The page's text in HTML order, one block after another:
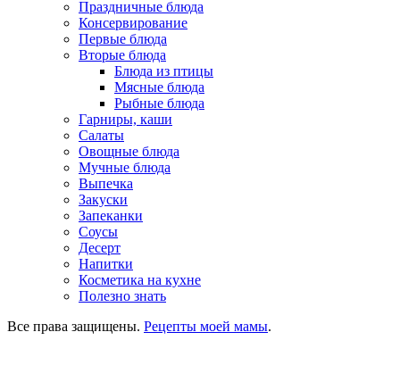
Праздничные блюда
Консервирование
Первые блюда
Вторые блюда
Блюда из птицы
Мясные блюда
Рыбные блюда
Гарниры, каши
Салаты
Овощные блюда
Мучные блюда
Выпечка
Закуски
Запеканки
Соусы
Десерт
Напитки
Косметика на кухне
Полезно знать
Все права защищены. Рецепты моей мамы.